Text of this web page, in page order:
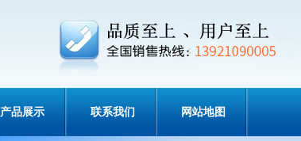
产品展示 联系我们 网站地图